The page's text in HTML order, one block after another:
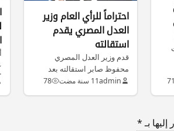
71
احتراماً للرأي العام وزير
العدل المصري يقدم
استقالته
قدم وزير العدل المصري
محفوظ صابر استقالته بعد
تصريحات مثيرة للجدل أطلقها
admin11 سنة مضت 78
بـ*